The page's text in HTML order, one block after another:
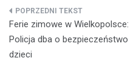
Nawigacja
wpisu
Ferie zimowe w Wielkopolsce:
Policja dba o bezpieczeństwo
dzieci